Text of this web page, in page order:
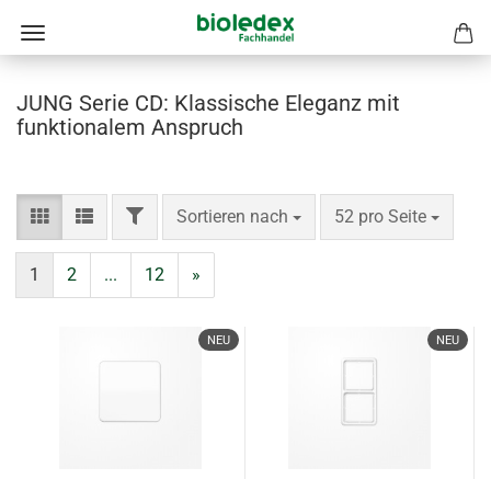
JUNG Serie CD: Klassische Eleganz mit
funktionalem Anspruch
FILTERSortieren nach
Sortieren nach 52 pro Seite
pro Seite
1 2 ... 12 »
NEU NEU